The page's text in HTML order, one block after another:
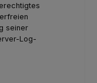
seiner
Log-